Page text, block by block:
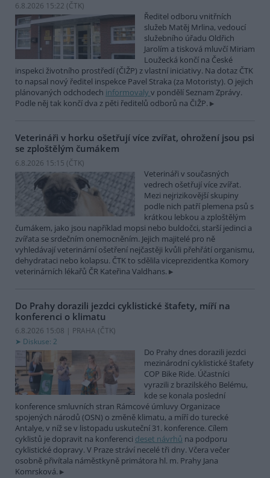
6.8.2026 15:22 (ČTK)
Ředitel odboru vnitřních
služeb Matěj Mrlina, vedoucí
služebního úřadu Oldřich
Jarolím a tisková mluvčí Miriam
Loužecká končí na České
inspekci životního prostředí (ČIŽP) z vlastní iniciativy. Na dotaz ČTK
to napsal nový ředitel inspekce Pavel Straka (za Motoristy). O jejich
plánovaných odchodech informovaly v pondělí Seznam Zprávy.
Podle něj tak končí dva z pěti ředitelů odborů na ČIŽP.
Veterináři v horku ošetřují více zvířat, ohrožení jsou psi
se zploštělým čumákem
6.8.2026 15:15 (ČTK)
Veterináři v současných
vedrech ošetřují více zvířat.
Mezi nejrizikovější skupiny
podle nich patří plemena psů s
krátkou lebkou a zploštělým
čumákem, jako jsou například mopsi nebo buldočci, starší jedinci a
zvířata se srdečním onemocněním. Jejich majitelé pro ně
vyhledávají veterinární ošetření nejčastěji kvůli přehřátí organismu,
dehydrataci nebo kolapsu. ČTK to sdělila viceprezidentka Komory
veterinárních lékařů ČR Kateřina Valdhans.
Do Prahy dorazili jezdci cyklistické štafety, míří na
konferenci o klimatu
6.8.2026 15:08 | PRAHA (ČTK)
Diskuse: 2
Do Prahy dnes dorazili jezdci
mezinárodní cyklistické štafety
COP Bike Ride. Účastníci
vyrazili z brazilského Belému,
kde se konala poslední
konference smluvních stran Rámcové úmluvy Organizace
spojených národů (OSN) o změně klimatu, a míří do turecké
Antalye, v níž se v listopadu uskuteční 31. konference. Cílem
cyklistů je dopravit na konferenci deset návrhů na podporu
cyklistické dopravy. V Praze stráví necelé tři dny. Včera večer
osobně přivítala náměstkyně primátora hl. m. Prahy Jana
Komrsková.